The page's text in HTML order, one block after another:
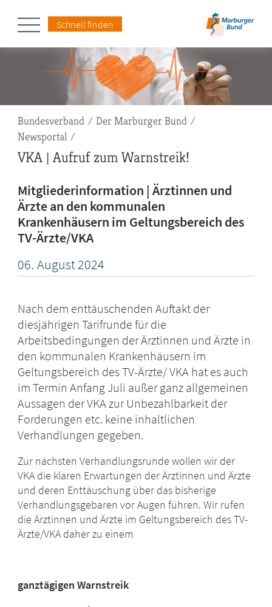
Schnell finden
Pfadnavigation
Bundesverband
Der Marburger Bund
Newsportal
VKA | Aufruf zum Warnstreik!
Mitgliederinformation | Ärztinnen und
Ärzte an den kommunalen
Krankenhäusern im Geltungsbereich des
TV-Ärzte/VKA
06. August2024
Nach dem enttäuschenden Auftakt der
diesjährigen Tarifrunde für die
Arbeitsbedingungen der Ärztinnen und Ärzte in
den kommunalen Krankenhäusern im
Geltungsbereich des TV-Ärzte/ VKA hat es auch
im Termin Anfang Juli außer ganz allgemeinen
Aussagen der VKA zur Unbezahlbarkeit der
Forderungen etc. keine inhaltlichen
Verhandlungen gegeben.
Zur nächsten Verhandlungsrunde wollen wir der
VKA die klaren Erwartungen der Ärztinnen und Ärzte
und deren Enttäuschung über das bisherige
Verhandlungsgebaren vor Augen führen. Wir rufen
die Ärztinnen und Ärzte im Geltungsbereich des TV-
Ärzte/VKA daher zu einem
ganztägigen Warnstreik